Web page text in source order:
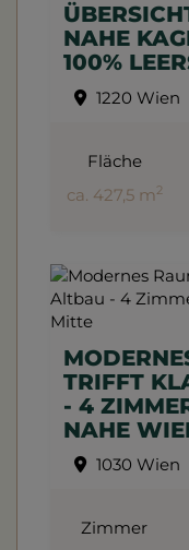
NAHE
100%
1220 Wien
Fläche
ca. 427,5 m2
TRIFFT
- 4
NAHE
1030 Wien
Zimmer